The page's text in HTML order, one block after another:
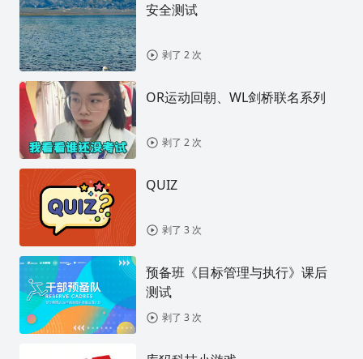
安全测试
剥了 2 次
OR运动回朝、WL剑桥联名系列
剥了 2 次
QUIZ
剥了 3 次
预备班《目标管理与执行》课后
测试
剥了 3 次